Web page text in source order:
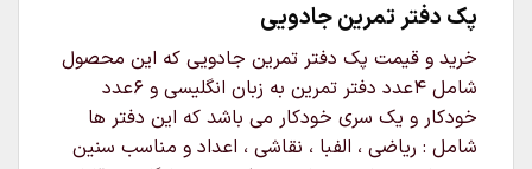
پک دفتر تمرین جادویی
خرید و قیمت پک دفتر تمرین جادویی که این محصول
شامل 4عدد دفتر تمرین به زبان انگلیسی و 6عدد
خودکار و یک سری خودکار می باشد که این دفتر ها
شامل : ریاضی ، الفبا ، نقاشی ، اعداد و مناسب سنین